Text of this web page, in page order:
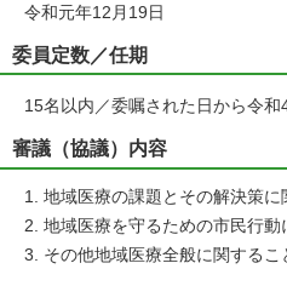
令和元年12月19日
委員定数／任期
15名以内／委嘱された日から令
審議（協議）内容
地域医療の課題とその解決策に
地域医療を守るための市民行動
その他地域医療全般に関するこ